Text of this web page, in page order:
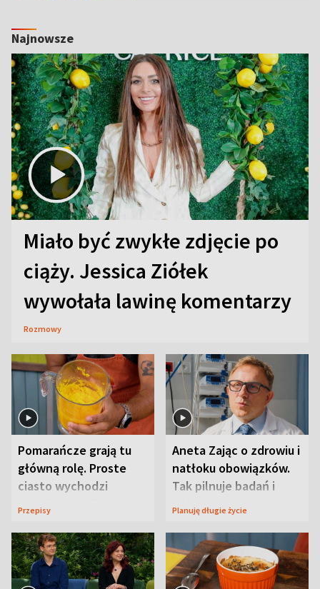
Najnowsze
Miało być zwykłe zdjęcie po
ciąży. Jessica Ziółek
wywołała lawinę komentarzy
Rozmowy
Pomarańcze grają tu
główną rolę. Proste
ciasto wychodzi
wyjątkowo wilgotne
Przepisy
Aneta Zając o zdrowiu i
natłoku obowiązków.
Tak pilnuje badań i
wizyt
Planuję długie życie